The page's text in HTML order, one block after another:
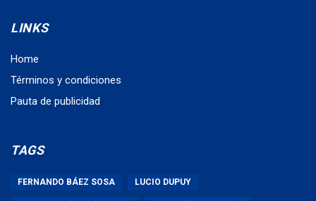
LINKS
Home
Términos y condiciones
Pauta de publicidad
TAGS
FERNANDO BÁEZ SOSA LUCIO DUPUY